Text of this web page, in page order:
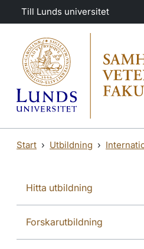
Hoppa till huvudinnehåll
Hoppa till huvudinnehåll
Till Lunds universitet
Start Utbildning
Hitta utbildning
Forskarutbildning